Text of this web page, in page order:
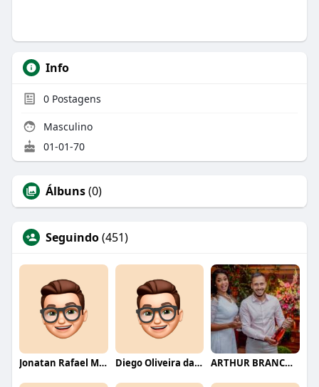
Info
0Postagens
Masculino
01-01-70
Álbuns(0)
Seguindo(451)
Jonatan Rafael Mello Diego Oliveira da Motta ARTHUR BRANCO FERNANDES